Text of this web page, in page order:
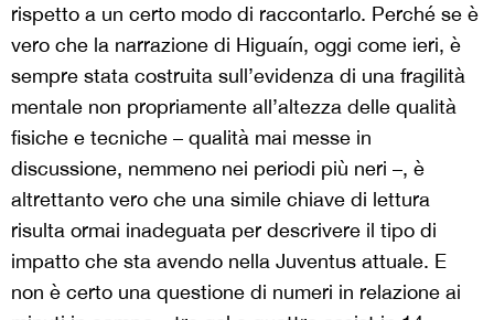
rispetto a un certo modo di raccontarlo. Perché se è
vero che la narrazione di Higuaín, oggi come ieri, è
sempre stata costruita sull’evidenza di una fragilità
mentale non propriamente all’altezza delle qualità
fisiche e tecniche – qualità mai messe in
discussione, nemmeno nei periodi più neri –, è
altrettanto vero che una simile chiave di lettura
risulta ormai inadeguata per descrivere il tipo di
impatto che sta avendo nella Juventus attuale. E
non è certo una questione di numeri in relazione ai